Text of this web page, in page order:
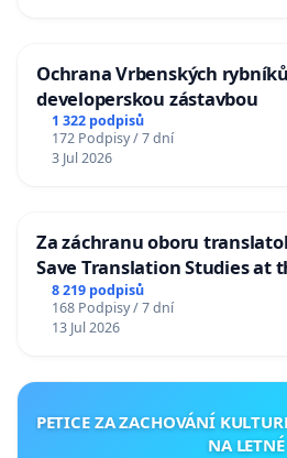
Ochrana Vrbenských
developerskou zástavbou
1 322 podpisů
172 Podpisy / 7 dní
3 Jul 2026
Za záchranu oboru
Save Translation Studies at
Charles University
8 219 podpisů
168 Podpisy / 7 dní
13 Jul 2026
PETICE ZA ZACHOVÁNÍ
NA LETNÉ